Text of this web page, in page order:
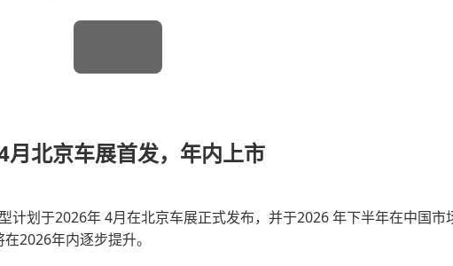
北京车展首发，年内上市
计划于2026年 4月在北京车展正式发布，并于2026 年下半年在中国
2026年内逐步提升。